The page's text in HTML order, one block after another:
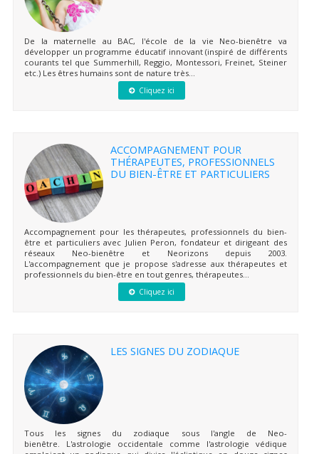
De la maternelle au BAC, l'école de la vie Neo-bienêtre va
développer un programme éducatif innovant (inspiré de différents
courants tel que Summerhill, Reggio, Montessori, Freinet, Steiner
etc.) Les êtres humains sont de nature très...
Cliquez ici
ACCOMPAGNEMENT POUR
THÉRAPEUTES, PROFESSIONNELS
DU BIEN-ÊTRE ET PARTICULIERS
Accompagnement pour les thérapeutes, professionnels du bien-
être et particuliers avec Julien Peron, fondateur et dirigeant des
réseaux Neo-bienêtre et Neorizons depuis 2003.
L'accompagnement que je propose s'adresse aux thérapeutes et
professionnels du bien-être en tout genres, thérapeutes...
Cliquez ici
LES SIGNES DU ZODIAQUE
Tous les signes du zodiaque sous l'angle de Neo-
bienêtre. L'astrologie occidentale comme l'astrologie védique